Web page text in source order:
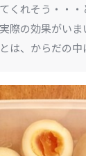
くれそう・・
際の効果がい
は、からだの